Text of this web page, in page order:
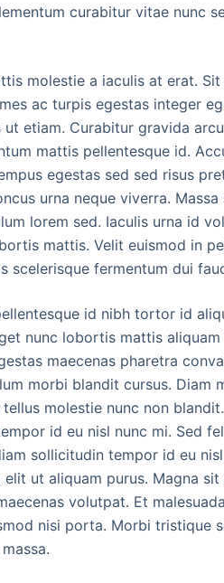
curabitur vitae nunc
molestie a iaculis at erat.
ac turpis egestas integer
ut etiam. Curabitur gravida
mattis pellentesque id.
egestas sed sed risus
urna neque viverra.
lorem sed. Iaculis urna id
mattis. Velit euismod in
scelerisque fermentum dui
id nibh tortor id
nunc lobortis mattis
maecenas pharetra
morbi blandit cursus. Diam
molestie nunc non
id eu nisl nunc mi. Sed
sollicitudin tempor id eu
ut aliquam purus. Magna
volutpat. Et
nisi porta. Morbi tristique